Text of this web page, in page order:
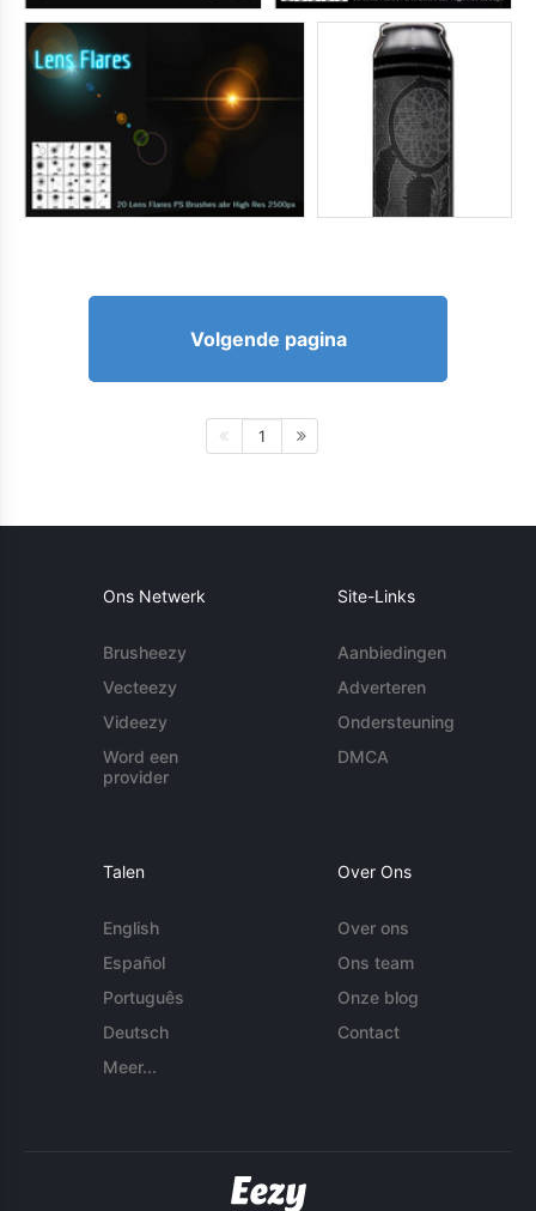
Volgende pagina
1
Ons Netwerk
Brusheezy
Vecteezy
Videezy
Word een
provider
Site-Links
Aanbiedingen
Adverteren
Ondersteuning
DMCA
Talen
English
Español
Português
Deutsch
Meer...
Over Ons
Over ons
Ons team
Onze blog
Contact